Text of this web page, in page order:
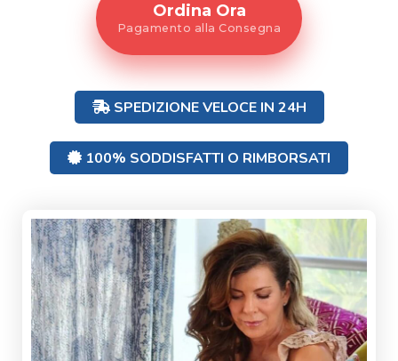
Ordina Ora
Pagamento alla Consegna
SPEDIZIONE VELOCE IN 24H
100% SODDISFATTI O RIMBORSATI